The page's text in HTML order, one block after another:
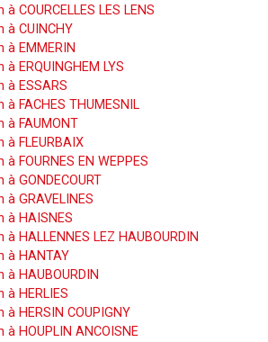
COURCELLES LES LENS
à CUINCHY
EMMERIN
ERQUINGHEM LYS
à ESSARS
FACHES THUMESNIL
à FAUMONT
FLEURBAIX
FOURNES EN WEPPES
GONDECOURT
GRAVELINES
à HAISNES
HALLENNES LEZ HAUBOURDIN
à HANTAY
HAUBOURDIN
HERLIES
HERSIN COUPIGNY
HOUPLIN ANCOISNE